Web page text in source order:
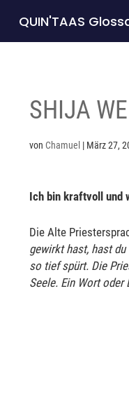
QUIN'TAAS
SHIJA
von Chamuel | März 27,
Ich bin kraftvoll und
Die Alte
gewirkt hast, hast
so tief spürt. Die
Seele. Ein Wort oder